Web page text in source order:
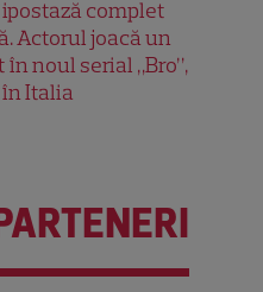
complet
Actorul joacă un
în noul serial „Bro”,
Italia